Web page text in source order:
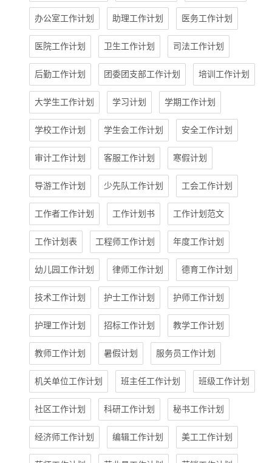
办公室工作计划 助理工作计划 医务工作计划
医院工作计划 卫生工作计划 司法工作计划
后勤工作计划 团委团支部工作计划 培训工作计划
大学生工作计划 学习计划 学期工作计划
学校工作计划 学生会工作计划 安全工作计划
审计工作计划 客服工作计划 寒假计划
导游工作计划 少先队工作计划 工会工作计划
工作者工作计划 工作计划书 工作计划范文
工作计划表 工程师工作计划 年度工作计划
幼儿园工作计划 律师工作计划 德育工作计划
技术工作计划 护士工作计划 护师工作计划
护理工作计划 招标工作计划 教学工作计划
教师工作计划 暑假计划 服务员工作计划
机关单位工作计划 班主任工作计划 班级工作计划
社区工作计划 科研工作计划 秘书工作计划
经济师工作计划 编辑工作计划 美工工作计划